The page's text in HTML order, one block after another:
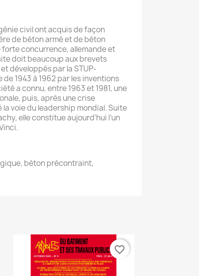
civil ont acquis de façon
de béton armé et de béton
concurrence, allemande et
doit beaucoup aux brevets
développés par la STUP-
1943 à 1962 par les inventions
a connu, entre 1963 et 1981, une
puis, après une crise
voie du leadership mondial. Suite
elle constitue aujourd’hui l’un
béton précontraint,
favorite_border